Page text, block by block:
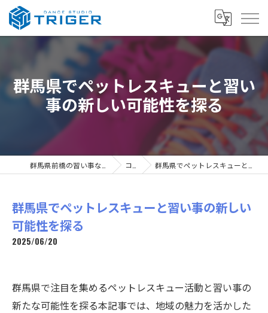
群馬県でペットレスキューと習い
事の新しい可能性を探る
コラム 群馬県でペットレスキューと習い事の新しい可能性を探る
群馬県でペットレスキューと習い事の新しい
可能性を探る
2025/06/20
群馬県で注目を集めるペットレスキュー活動と習い事の
新たな可能性を探る本記事では、地域の魅力を活かした